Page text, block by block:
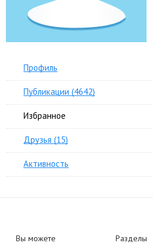
Профиль
Публикации (4642)
Избранное
Друзья (15)
Активность
Вы можете Разделы